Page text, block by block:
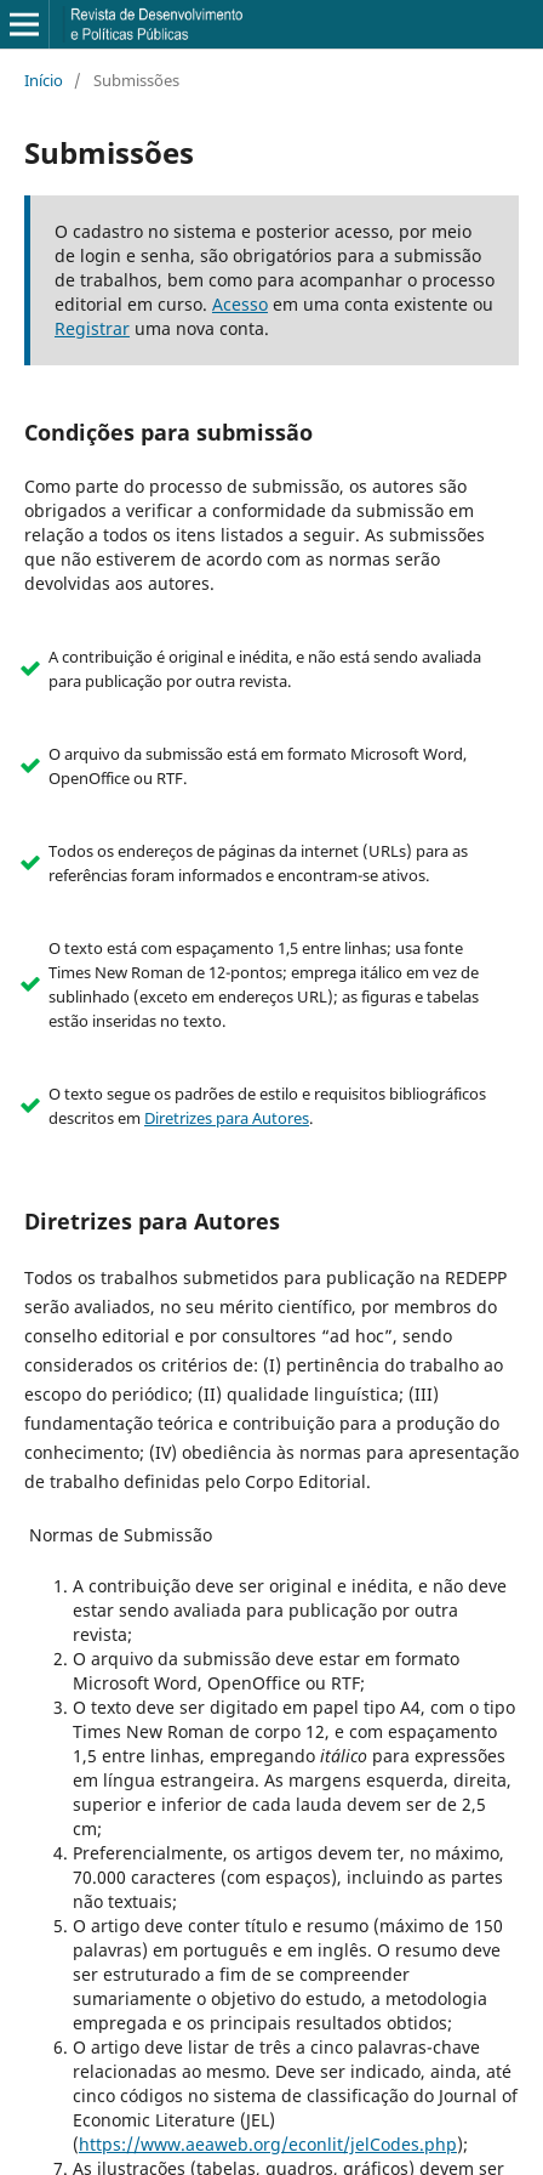
Início / Submissões
Submissões
O cadastro no sistema e posterior acesso, por meio
de login e senha, são obrigatórios para a submissão
de trabalhos, bem como para acompanhar o processo
editorial em curso. Acessoem uma conta existente ou
Registraruma nova conta.
Condições para submissão
Como parte do processo de submissão, os autores são
obrigados a verificar a conformidade da submissão em
relação a todos os itens listados a seguir. As submissões
que não estiverem de acordo com as normas serão
devolvidas aos autores.
A contribuição é original e inédita, e não está sendo avaliada
para publicação por outra revista.
O arquivo da submissão está em formato Microsoft Word,
OpenOffice ou RTF.
Todos os endereços de páginas da internet (URLs) para as
referências foram informados e encontram-se ativos.
O texto está com espaçamento 1,5 entre linhas; usa fonte
Times New Roman de 12-pontos; emprega itálico em vez de
sublinhado (exceto em endereços URL); as figuras e tabelas
estão inseridas no texto.
O texto segue os padrões de estilo e requisitos bibliográficos
descritos em Diretrizes para Autores.
Diretrizes para Autores
Todos os trabalhos submetidos para publicação na REDEPP
serão avaliados, no seu mérito científico, por membros do
conselho editorial e por consultores “ad hoc”, sendo
considerados os critérios de: (I) pertinência do trabalho ao
escopo do periódico; (II) qualidade linguística; (III)
fundamentação teórica e contribuição para a produção do
conhecimento; (IV) obediência às normas para apresentação
de trabalho definidas pelo Corpo Editorial.
Normas de Submissão
A contribuição deve ser original e inédita, e não deve
estar sendo avaliada para publicação por outra
revista;
O arquivo da submissão deve estar em formato
Microsoft Word, OpenOffice ou RTF;
O texto deve ser digitado em papel tipo A4, com o tipo
Times New Roman de corpo 12, e com espaçamento
1,5 entre linhas, empregando itálicopara expressões
em língua estrangeira. As margens esquerda, direita,
superior e inferior de cada lauda devem ser de 2,5
cm;
Preferencialmente, os artigos devem ter, no máximo,
70.000 caracteres (com espaços), incluindo as partes
não textuais;
O artigo deve conter título e resumo (máximo de 150
palavras) em português e em inglês. O resumo deve
ser estruturado a fim de se compreender
sumariamente o objetivo do estudo, a metodologia
empregada e os principais resultados obtidos;
O artigo deve listar de três a cinco palavras-chave
relacionadas ao mesmo. Deve ser indicado, ainda, até
cinco códigos no sistema de classificação do Journal of
Economic Literature (JEL)
(https://www.aeaweb.org/econlit/jelCodes.php);
As ilustrações (tabelas, quadros, gráficos) devem ser